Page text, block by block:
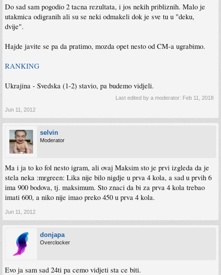
Do sad sam pogodio 2 tacna rezultata, i jos nekih pribliznih. Malo je
utakmica odigranih ali su se neki odmakeli dok je sve tu u "deku,
dvije".
Hajde javite se pa da pratimo, mozda opet nesto od CM-a ugrabimo.
RANKING
Ukrajina - Svedska (1-2) stavio, pa budemo vidjeli.
Last edited by a moderator: Feb 11, 2018
Jun 11, 2012
selvin
Moderator
Ma i ja to ko fol nesto igram, ali ovaj Maksim sto je prvi izgleda da je
stela neka :mrgreen: Lika nije bilo nigdje u prva 4 kola, a sad u prvih 6
ima 900 bodova, tj. maksimum. Sto znaci da bi za prva 4 kola trebao
imati 600, a niko nije imao preko 450 u prva 4 kola.
Jun 11, 2012
donjapa
Overclocker
Evo ja sam sad 24ti pa cemo vidjeti sta ce biti.